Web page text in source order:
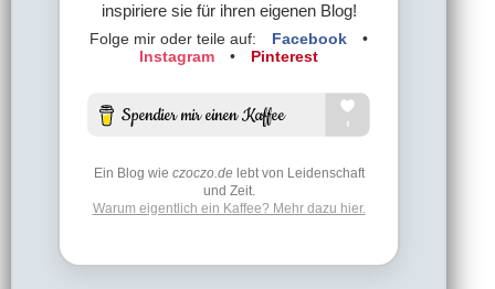
inspiriere sie für ihren eigenen Blog!
Folge mir oder teile auf: Facebook
•
Instagram
• Pinterest
Ein Blog wie czoczo.delebt von Leidenschaft
und Zeit.
Warum eigentlich ein Kaffee? Mehr dazu hier.